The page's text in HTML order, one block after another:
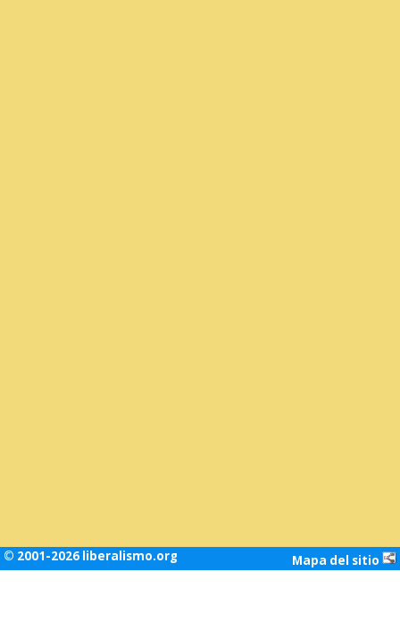
© 2001-2026 liberalismo.org Mapa del sitio